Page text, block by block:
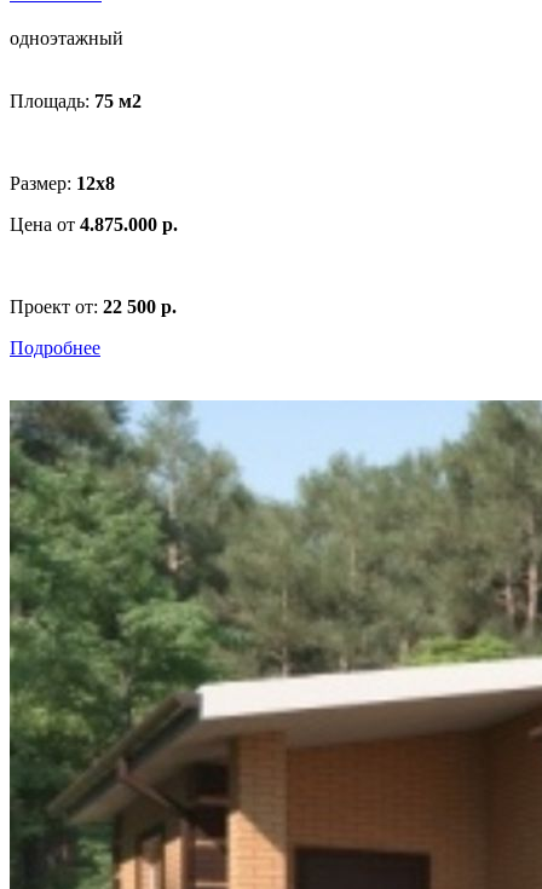
одноэтажный
Площадь: 75 м2
Размер: 12x8
Цена от 4.875.000 р.
Проект от: 22 500 р.
Подробнее